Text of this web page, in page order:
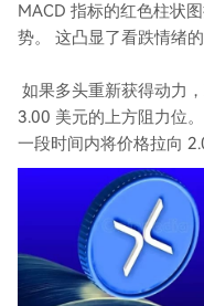
MACD 指标的红色柱状
势。 这凸显了看跌情绪的
如果多头重新获得动力
3.00 美元的上方阻力位
一段时间内将价格拉向